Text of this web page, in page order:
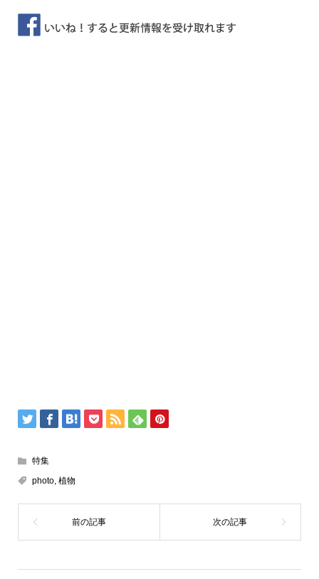
特集
photo, 植物